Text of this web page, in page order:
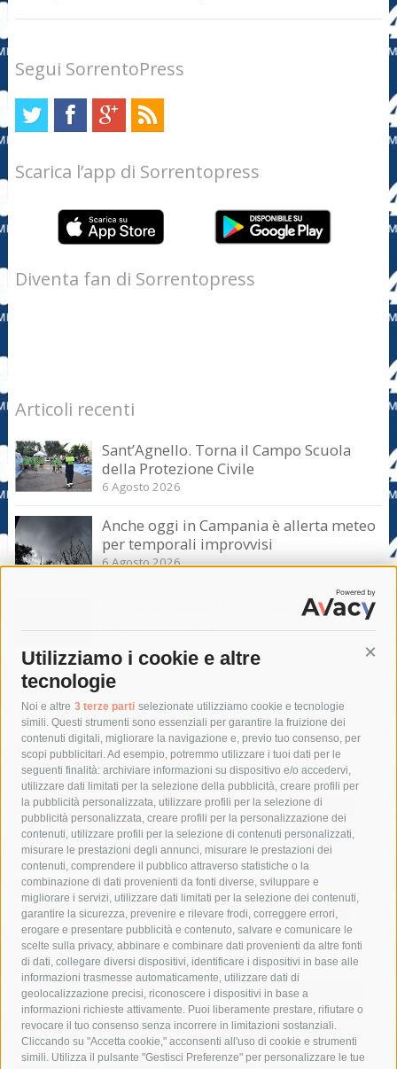
Utilizziamo i cookie e altre
tecnologie
Noi e altre 3 terze parti selezionate utilizziamo cookie e tecnologie
simili. Questi strumenti sono essenziali per garantire la fruizione dei
contenuti digitali, migliorare la navigazione e, previo tuo consenso, per
scopi pubblicitari. Ad esempio, potremmo utilizzare i tuoi dati per le
seguenti finalità: archiviare informazioni su dispositivo e/o accedervi,
utilizzare dati limitati per la selezione della pubblicità, creare profili per
la pubblicità personalizzata, utilizzare profili per la selezione di
pubblicità personalizzata, creare profili per la personalizzazione dei
contenuti, utilizzare profili per la selezione di contenuti personalizzati,
misurare le prestazioni degli annunci, misurare le prestazioni dei
contenuti, comprendere il pubblico attraverso statistiche o la
combinazione di dati provenienti da fonti diverse, sviluppare e
migliorare i servizi, utilizzare dati limitati per la selezione dei contenuti,
garantire la sicurezza, prevenire e rilevare frodi, correggere errori,
erogare e presentare pubblicità e contenuto, salvare e comunicare le
scelte sulla privacy, abbinare e combinare dati provenienti da altre fonti
di dati, collegare diversi dispositivi, identificare i dispositivi in base alle
informazioni trasmesse automaticamente, utilizzare dati di
geolocalizzazione precisi, riconoscere i dispositivi in base a
informazioni richieste attivamente. Puoi liberamente prestare, rifiutare o
revocare il tuo consenso senza incorrere in limitazioni sostanziali.
Cliccando su "Accetta cookie," acconsenti all'uso di cookie e strumenti
simili. Utilizza il pulsante "Gestisci Preferenze" per personalizzare le tue
Segui SorrentoPress
Scarica l’app di Sorrentopress
Diventa fan di Sorrentopress
Articoli recenti
Sant’Agnello. Torna il Campo Scuola
della Protezione Civile
6 Agosto 2026
Anche oggi in Campania è allerta meteo
per temporali improvvisi
6 Agosto 2026
Domani e sabato interrotta la linea Eav
Tag
acqua allerta meteo
anas
area marina protetta di punta campanella
arresto
Asl Napoli 3 sud
capitaneria di porto capri
carabinieri
castellammare di stabia
circumvesuviana
comune di sorrento
concerto
contagi
costiera amalfitana
covid-19 eav
elezioni
fondazione sorrento
gori guardia costiera
incidente
lavori
lorenzo balducelli mare
massa lubrense
massimo coppola
Meta napoli
ordinanza
penisola sorrentina
piano di sorrento
polizia municipale
protezione civile
Regione Campania
sant'agnello
sindaco cuomo
sorrento studenti temporali
treni